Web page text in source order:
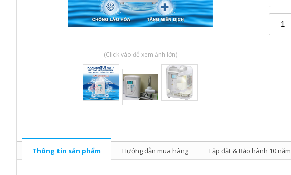
(Click vào để xem ảnh lớn)
Thông tin sản phẩm Hướng dẫn mua hàng Lắp đặt & Bảo hành 10 năm